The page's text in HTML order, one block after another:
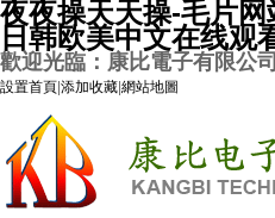
夜夜操天天操-毛片
日韩欧美中文在线观
歡迎光臨：康比電子有限公司
設置首頁 添加收藏 網站地圖